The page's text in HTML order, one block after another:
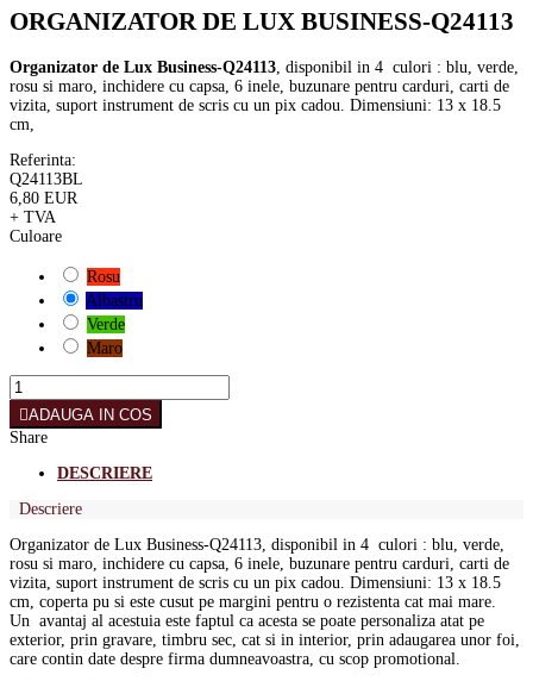
ORGANIZATOR DE LUX BUSINESS-Q24113
Organizator de Lux Business-Q24113 , disponibil in 4 culori : blu, verde,
rosu si maro, inchidere cu capsa, 6 inele, buzunare pentru carduri, carti de
vizita, suport instrument de scris cu un pix cadou. Dimensiuni: 13 x 18.5
cm,
Referinta:
Q24113BL
6,80 EUR
+ TVA
Culoare
Rosu
Albastru
Verde
Maro
ADAUGA IN COS
Share
DESCRIERE
Descriere
Organizator de Lux Business-Q24113, disponibil in 4 culori : blu, verde,
rosu si maro, inchidere cu capsa, 6 inele, buzunare pentru carduri, carti de
vizita, suport instrument de scris cu un pix cadou. Dimensiuni: 13 x 18.5
cm, coperta pu si este cusut pe margini pentru o rezistenta cat mai mare.
Un avantaj al acestuia este faptul ca acesta se poate personaliza atat pe
exterior, prin gravare, timbru sec, cat si in interior, prin adaugarea unor foi,
care contin date despre firma dumneavoastra, cu scop promotional.